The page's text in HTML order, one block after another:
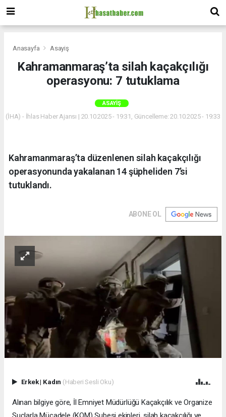
Anasayfa Asayiş
Kahramanmaraş’ta silah kaçakçılığı
operasyonu: 7 tutuklama
ASAYIŞ
(İHA) - İhlas Haber Ajansı | 20.10.2025 - 19:31, Güncelleme: 20.10.2025 - 19:33
Kahramanmaraş’ta düzenlenen silah kaçakçılığı
operasyonunda yakalanan 14 şüpheliden 7’si
tutuklandı.
ABONE OL
Erkek| Kadın (Haberi Sesli Oku)
Alınan bilgiye göre, İl Emniyet Müdürlüğü Kaçakçılık ve Organize